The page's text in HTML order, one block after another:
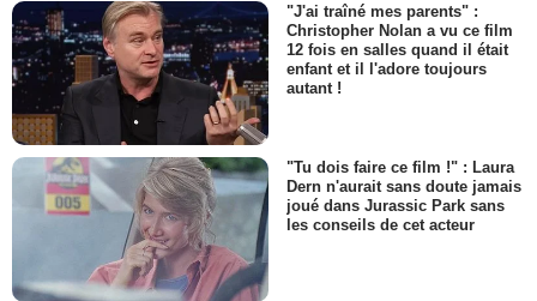
"J'ai traîné mes parents" :
Christopher Nolan a vu ce film
12 fois en salles quand il était
enfant et il l'adore toujours
autant !
"Tu dois faire ce film !" : Laura
Dern n'aurait sans doute jamais
joué dans Jurassic Park sans
les conseils de cet acteur